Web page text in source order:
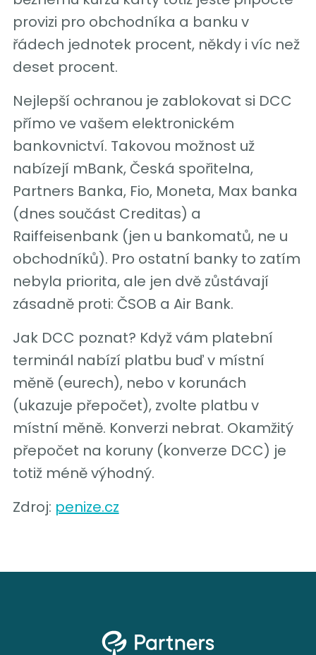
provizi pro obchodníka a banku v
řádech jednotek procent, někdy i víc než
deset procent.
Nejlepší ochranou je zablokovat si DCC
přímo ve vašem elektronickém
bankovnictví. Takovou možnost už
nabízejí mBank, Česká spořitelna,
Partners Banka, Fio, Moneta, Max banka
(dnes součást Creditas) a
Raiffeisenbank (jen u bankomatů, ne u
obchodníků). Pro ostatní banky to zatím
nebyla priorita, ale jen dvě zůstávají
zásadně proti: ČSOB a Air Bank.
Jak DCC poznat? Když vám platební
terminál nabízí platbu buď v místní
měně (eurech), nebo v korunách
(ukazuje přepočet), zvolte platbu v
místní měně. Konverzi nebrat. Okamžitý
přepočet na koruny (konverze DCC) je
totiž méně výhodný.
Zdroj: penize.cz